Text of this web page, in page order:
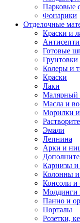
Парковые
Фонарики
Отделочные
Краски и
Готовые
Грунтовки
Колеры и
Краски
Лаки
Малярный
Масла и
Морилки
Эмали
Лепнина
Арки и
Карнизы
Колонны
Консоли и
Молдинги
Панно и
Порталы
Розетки,